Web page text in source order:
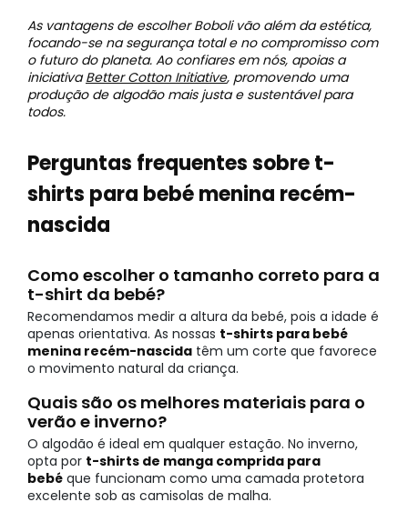
As vantagens de escolher Boboli vão além da estética,
focando-se na segurança total e no compromisso com
o futuro do planeta. Ao confiares em nós, apoias a
iniciativaBetter Cotton Initiative, promovendo uma
produção de algodão mais justa e sustentável para
todos.
Perguntas frequentes sobre t-
shirts para bebé menina recém-
nascida
Como escolher o tamanho correto para a
t-shirt da bebé?
Recomendamos medir a altura da bebé, pois a idade é
apenas orientativa. As nossas t-shirts para bebé
menina recém-nascida têm um corte que favorece
o movimento natural da criança.
Quais são os melhores materiais para o
verão e inverno?
O algodão é ideal em qualquer estação. No inverno,
opta por t-shirts de manga comprida para
bebé que funcionam como uma camada protetora
excelente sob as camisolas de malha.